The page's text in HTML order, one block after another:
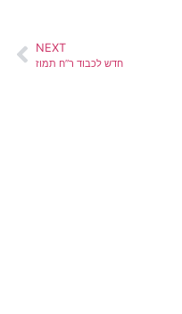
NEXT
חדש לכבוד ר”ח תמוז